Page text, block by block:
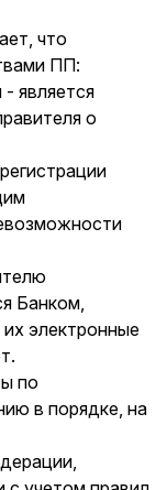
что
ПП:
является
о
Банком,
электронные
по
в порядке, на